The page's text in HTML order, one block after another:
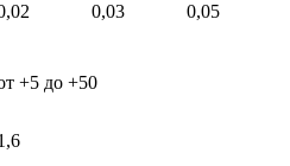
0,03 0,05
+5 до +50